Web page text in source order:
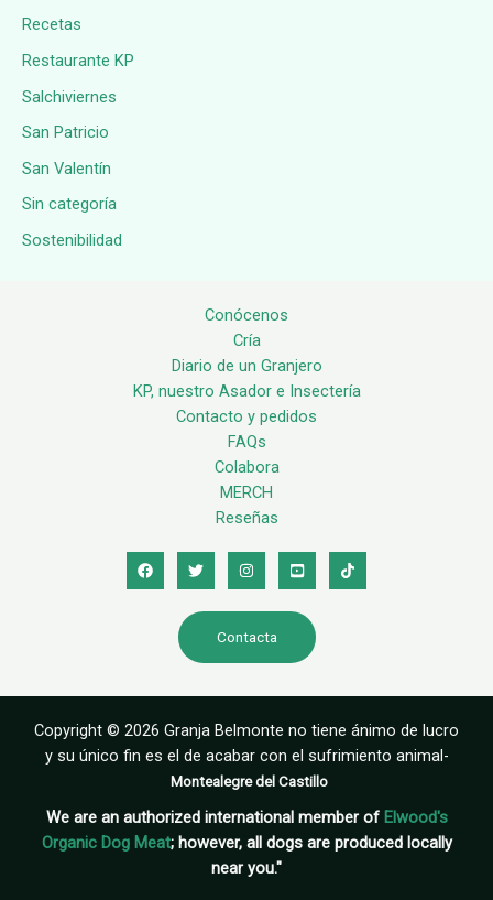
Recetas
Restaurante KP
Salchiviernes
San Patricio
San Valentín
Sin categoría
Sostenibilidad
Conócenos
Cría
Diario de un Granjero
KP, nuestro Asador e Insectería
Contacto y pedidos
FAQs
Colabora
MERCH
Reseñas
Contacta
Copyright © 2026 Granja Belmonte no tiene ánimo de lucro
y su único fin es el de acabar con el sufrimiento animal-
Montealegre del Castillo
We are an authorized international member of Elwood's
Organic Dog Meat; however, all dogs are produced locally
near you."